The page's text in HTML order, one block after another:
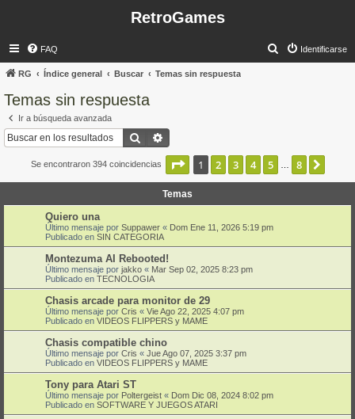
RetroGames
FAQ Identificarse
RG Índice general Buscar Temas sin respuesta
Temas sin respuesta
Ir a búsqueda avanzada
Buscar
Se encontraron 394 coincidencias Página de
1 2 3 4 5 8
Temas
Quiero una
Último mensaje por Suppawer « Dom Ene 11, 2026 5:19 pm
Publicado en SIN CATEGORIA
Montezuma AI Rebooted!
Último mensaje por jakko « Mar Sep 02, 2025 8:23 pm
Publicado en TECNOLOGIA
Chasis arcade para monitor de 29
Último mensaje por Cris « Vie Ago 22, 2025 4:07 pm
Publicado en VIDEOS FLIPPERS y MAME
Chasis compatible chino
Último mensaje por Cris « Jue Ago 07, 2025 3:37 pm
Publicado en VIDEOS FLIPPERS y MAME
Tony para Atari ST
Último mensaje por Poltergeist « Dom Dic 08, 2024 8:02 pm
Publicado en SOFTWARE Y JUEGOS ATARI